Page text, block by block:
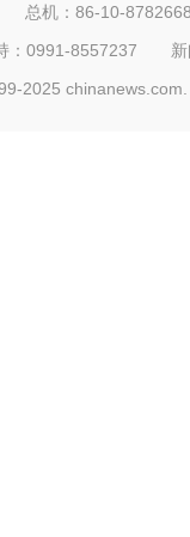
总机：86-10-
：0991-8557237
2025